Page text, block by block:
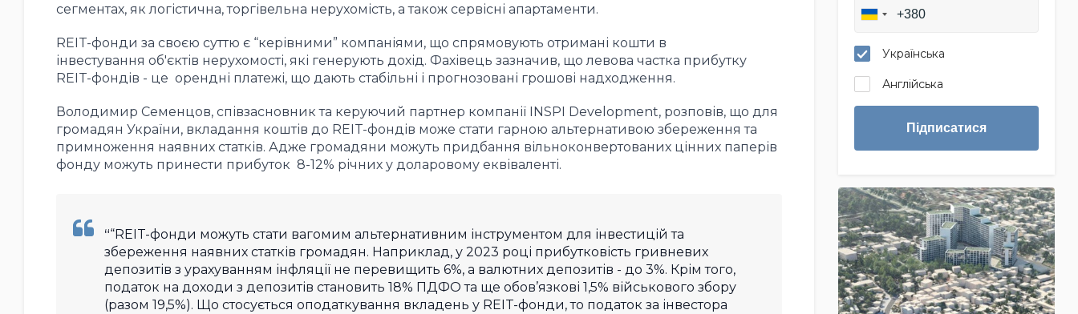
сегментах, як логістична, торгівельна нерухомість, а також сервісні апартаменти.
REIT-фонди за своєю суттю є “керівними” компаніями, що спрямовують отримані кошти в
інвестування об'єктів нерухомості, які генерують дохід. Фахівець зазначив, що левова частка прибутку
REIT-фондів - це орендні платежі, що дають стабільні і прогнозовані грошові надходження.
Володимир Семенцов, співзасновник та керуючий партнер компанії INSPI Development, розповів, що для
громадян України, вкладання коштів до REIT-фондів може стати гарною альтернативою збереження та
примноження наявних статків. Адже громадяни можуть придбання вільноконвертованих цінних паперів
фонду можуть принести прибуток 8-12% річних у доларовому еквіваленті.
“REIT-фонди можуть стати вагомим альтернативним інструментом для інвестицій та
збереження наявних статків громадян. Наприклад, у 2023 році прибутковість гривневих
депозитів з урахуванням інфляції не перевищить 6%, а валютних депозитів - до 3%. Крім того,
податок на доходи з депозитів становить 18% ПДФО та ще обов’язкові 1,5% військового збору
(разом 19,5%). Що стосується оподаткування вкладень у REIT-фонди, то податок за інвестора
Українська
Англійська
Підписатися